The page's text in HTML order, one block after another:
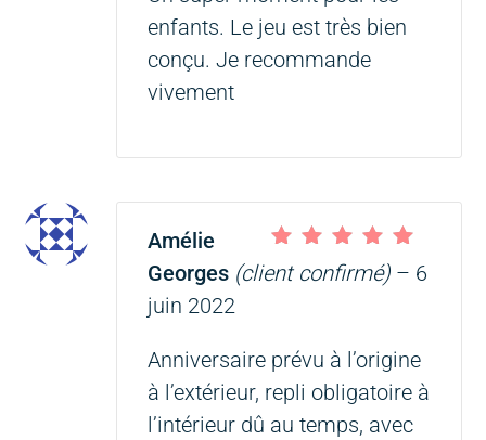
enfants. Le jeu est très bien
conçu. Je recommande
vivement
Note sur 5
Amélie
Georges (client confirmé) – 6
juin 2022
Anniversaire prévu à l’origine
à l’extérieur, repli obligatoire à
l’intérieur dû au temps, avec